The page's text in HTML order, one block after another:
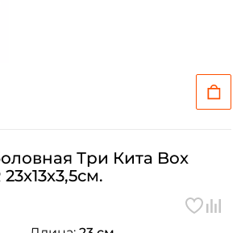
Три Кита Box